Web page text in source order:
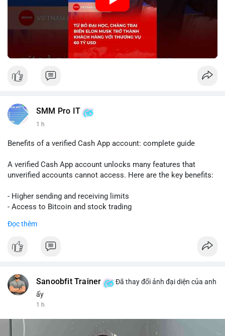
🎥 Xem video trực tiếp tại:
Nguồn: KIEN THUC KINH TE
SMM Pro IT
1 h
Benefits of a verified Cash App account: complete guide
A verified Cash App account unlocks many features that
unverified accounts cannot access. Here are the key benefits:
- Higher sending and receiving limits
- Access to Bitcoin and stock trading
- Ability to link a bank account or card
To get verified, you need to provide your full name, date of
Verification also helps protect you from fraud and ensures
your funds are safe. If you want to use Cash App for business
Follow this guide to fully enjoy the benefits of a verified Cash
Đọc thêm
Sanoobfit Trainer
Đã thay đổi ảnh đại diện của anh
ấy
1 h